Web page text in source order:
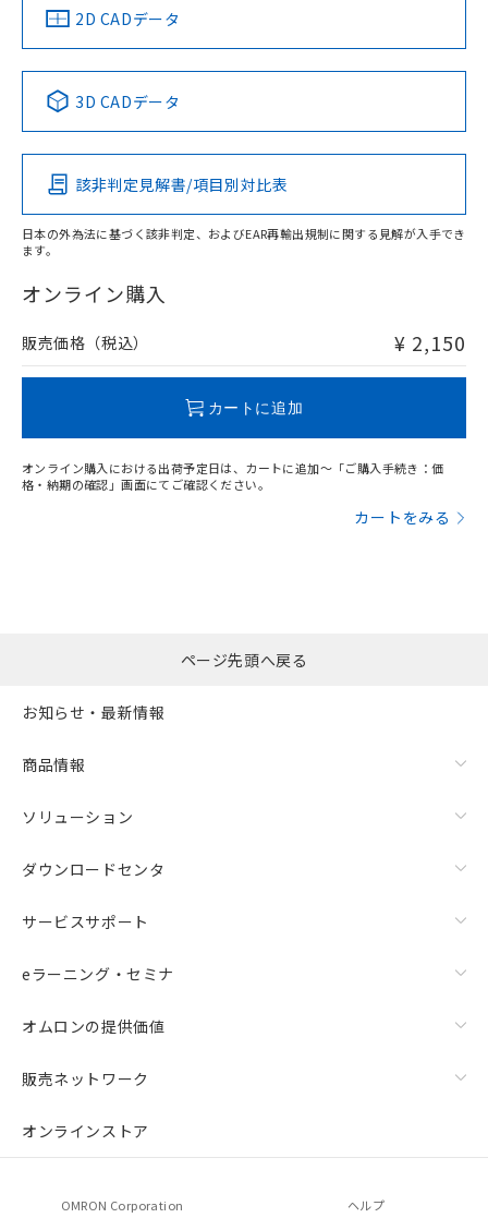
中国 RoHS 注意事項・凡例
Pb Hg Cd Cr(VI)
O
在庫等で未対応品が混在する可能性があります。
問い合わせください。
2D CADデータ
3D CADデータ
該非判定見解書/項目別対比表
日本の外為法に基づく該非判定、およびEAR再輸出規制に関する見解が入手でき
ます。
オンライン購入
販売価格（税込） ¥ 2,150
カートに追加
オンライン購入における出荷予定日は、カートに追加～「ご購入手続き：価
格・納期の確認」画面にてご確認ください。
カートをみる
ページ先頭へ戻る
お知らせ・最新情報
商品情報
ソリューション
ダウンロードセンタ
サービスサポート
eラーニング・セミナ
オムロンの提供価値
販売ネットワーク
オンラインストア
OMRON Corporation ヘルプ